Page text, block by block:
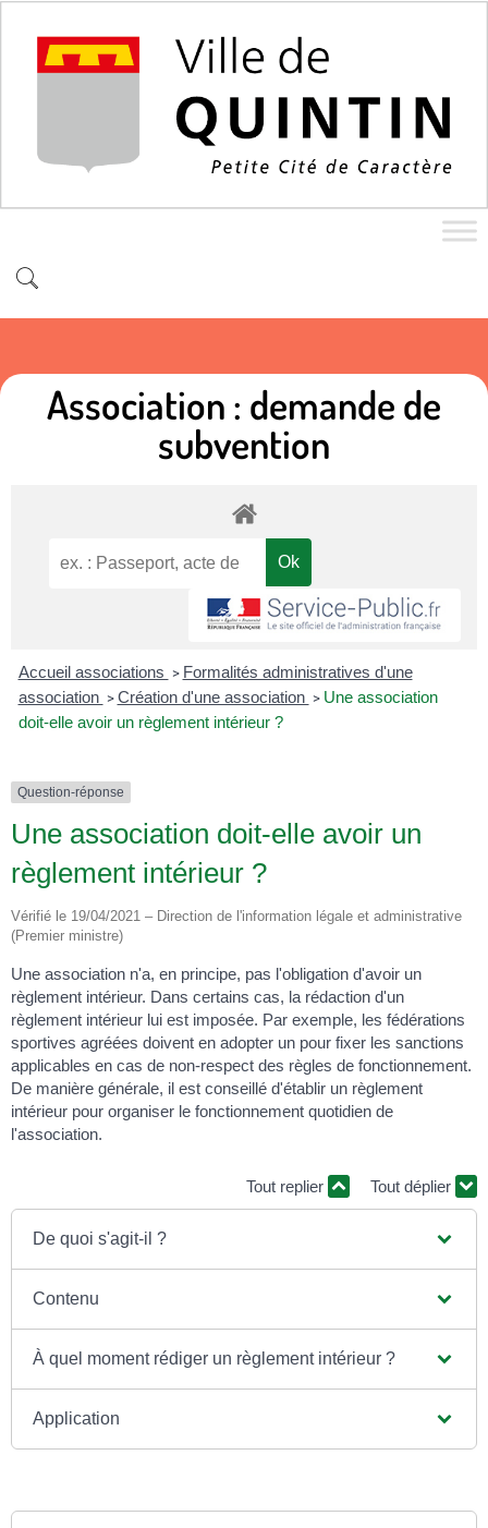
Association : demande de
subvention
Accueil associations > Formalités administratives d'une
association > Création d'une association > Une association
doit-elle avoir un règlement intérieur ?
Question-réponse
Une association doit-elle avoir un
règlement intérieur ?
Vérifié le 19/04/2021 – Direction de l'information légale et administrative
(Premier ministre)
Une association n'a, en principe, pas l'obligation d'avoir un
règlement intérieur. Dans certains cas, la rédaction d'un
règlement intérieur lui est imposée. Par exemple, les fédérations
sportives agréées doivent en adopter un pour fixer les sanctions
applicables en cas de non-respect des règles de fonctionnement.
De manière générale, il est conseillé d'établir un règlement
intérieur pour organiser le fonctionnement quotidien de
l'association.
Tout replier Tout déplier
De quoi s'agit-il ?
Contenu
À quel moment rédiger un règlement intérieur ?
Application